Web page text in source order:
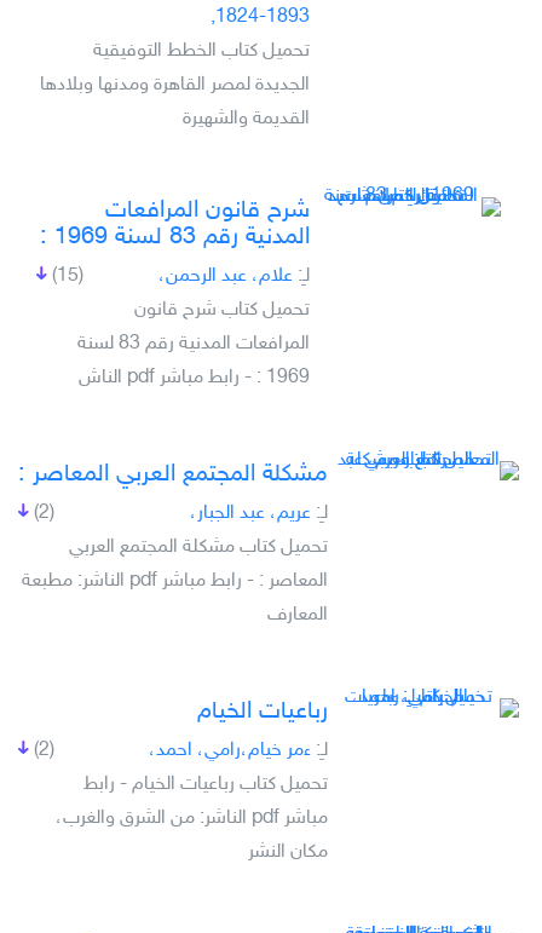
1824-1893,
تحميل كتاب الخطط التوفيقية
الجديدة لمصر القاهرة ومدنها وبلادها
القديمة والشهيرة
شرح قانون المرافعات
المدنية رقم 83 لسنة 1969 :
(15) لـِ: علام، عبد الرحمن،
تحميل كتاب شرح قانون
المرافعات المدنية رقم 83 لسنة
1969 : - رابط مباشر pdf الناش
مشكلة المجتمع العربي المعاصر :
(2) لـِ: عريم، عبد الجبار،
تحميل كتاب مشكلة المجتمع العربي
المعاصر : - رابط مباشر pdf الناشر: مطبعة
المعارف
رباعيات الخيام
(2) لـِ: ءمر خيام،رامي، احمد،
تحميل كتاب رباعيات الخيام - رابط
مباشر pdf الناشر: من الشرق والغرب،
مكان النشر